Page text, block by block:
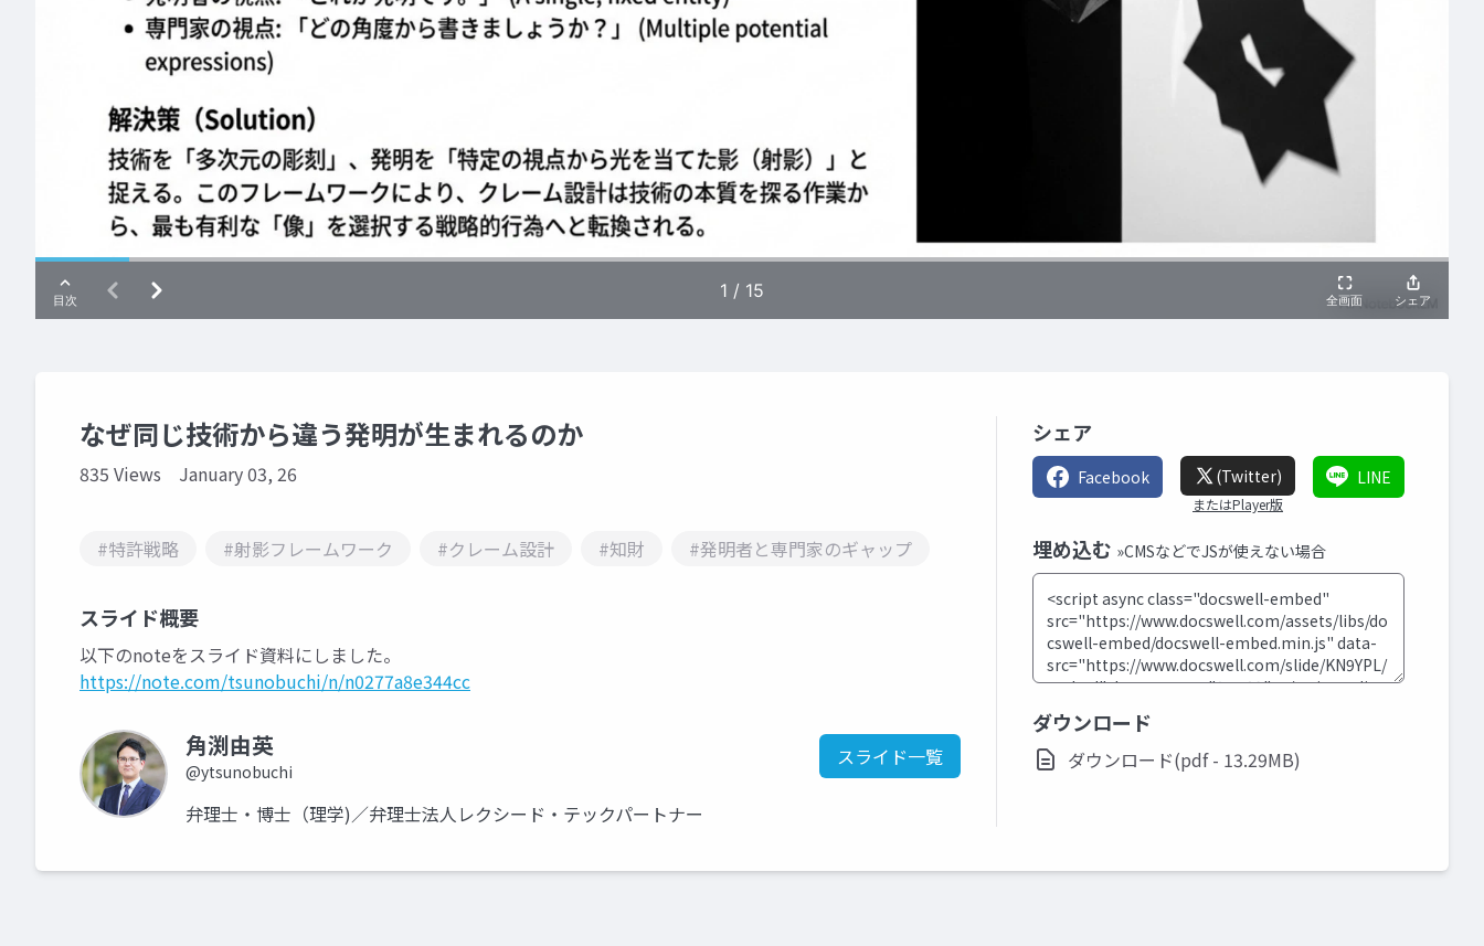
なぜ同じ技術から違う発明が生まれるのか
835 Views January 03, 26
#特許戦略 #射影フレームワーク #クレーム設計 #知財 #発明者と専門家のギャップ
スライド概要
以下のnoteをスライド資料にしました。
https://note.com/tsunobuchi/n/n0277a8e344cc
角渕由英
@ytsunobuchi
スライド一覧
弁理士・博士（理学)／弁理士法人レクシード・テックパートナー
シェア
Facebook (Twitter)
またはPlayer版
LINE
埋め込む »CMSなどでJSが使えない場合
ダウンロード
ダウンロード(pdf - 13.29MB)